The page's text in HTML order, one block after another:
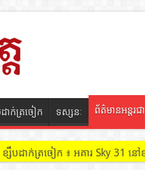
ាក់ត្រចៀក ទស្សនៈ ព័ត៌មានអន្តរជ
ខ្សឹបដាក់ត្រចៀក ៖ អគារ Sky 31